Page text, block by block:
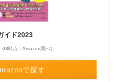
イド2023
時点 | Amazon調べ）
で探す